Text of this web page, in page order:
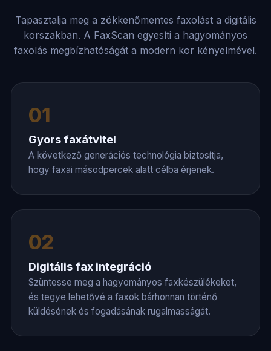
Tapasztalja meg a zökkenőmentes faxolást a digitális
korszakban. A FaxScan egyesíti a hagyományos
faxolás megbízhatóságát a modern kor kényelmével.
01
Gyors faxátvitel
A következő generációs technológia biztosítja,
hogy faxai másodpercek alatt célba érjenek.
02
Digitális fax integráció
Szüntesse meg a hagyományos faxkészülékeket,
és tegye lehetővé a faxok bárhonnan történő
küldésének és fogadásának rugalmasságát.